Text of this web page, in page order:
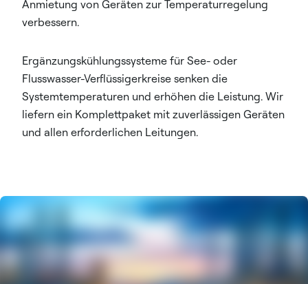
Anmietung von Geräten zur Temperaturregelung
verbessern.​
Ergänzungskühlungssysteme für See- oder
Flusswasser-Verflüssigerkreise senken die
Systemtemperaturen und erhöhen die Leistung. Wir
liefern ein Komplettpaket mit zuverlässigen Geräten
und allen erforderlichen Leitungen.​